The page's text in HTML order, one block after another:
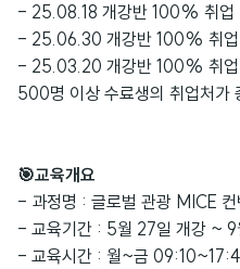
- 25.08.18 개강반 100% 취업
- 25.06.30 개강반 100% 취업
- 25.03.20 개강반 100% 취업
500명 이상 수료생의 취업처가
🎯교육개요
- 과정명 : 글로벌 관광 MICE 컨
- 교육기간 : 5월 27일 개강 ~ 9
- 교육시간 : 월~금